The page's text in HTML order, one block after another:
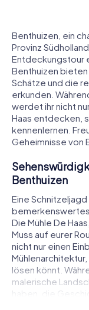
Benthuizen, ein
Provinz
Entdeckungstour
Benthuizen
Schätze und die
erkunden.
werdet ihr nicht
Haas entdecken,
kennenlernen.
Geheimnisse von
Benthuizen
Eine
Die Mühle De
Muss auf eurer
nicht nur einen
lösen könnt.
malerische
haben, die